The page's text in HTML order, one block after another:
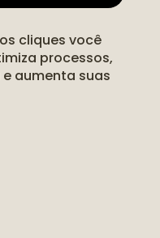
cliques você
processos,
aumenta suas